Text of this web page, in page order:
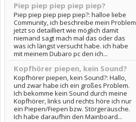
Piep piep piep piep piep?
Piep piep piep piep piep?: halloe liebe
Community, ich beschreibe mein Problem
jetzt so detailliert wie möglich damit
niemand sagt mach mal das oder das
was ich längst versucht habe. ich habe
mit meinem Dubaro pc den ich...
Kopfhörer piepen, kein Sound?
Kopfhörer piepen, kein Sound?: Hallo,
und zwar habe ich ein großes Problem.
Ich bekomme kein Sound durch meine
Kopfhörer, links und rechts höre ich nur
ein Piepen/Fiepen bzw. Störgeräusche.
Ich habe daraufhin den Mainboard...